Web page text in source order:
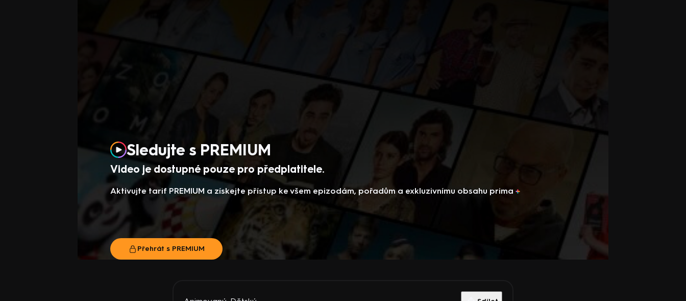
Video je dostupné pouze pro předplatitele.
Sledujte s PREMIUM
Aktivujte tarif PREMIUM a získejte přístup ke všem epizodám, pořadům a exkluzivnímu obsahu prima
Přehrát s PREMIUM